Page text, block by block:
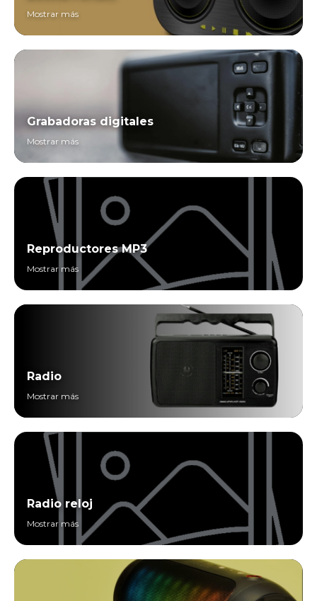
Mostrar más
Grabadoras digitales
Mostrar más
Reproductores MP3
Mostrar más
Radio
Mostrar más
Radio reloj
Mostrar más